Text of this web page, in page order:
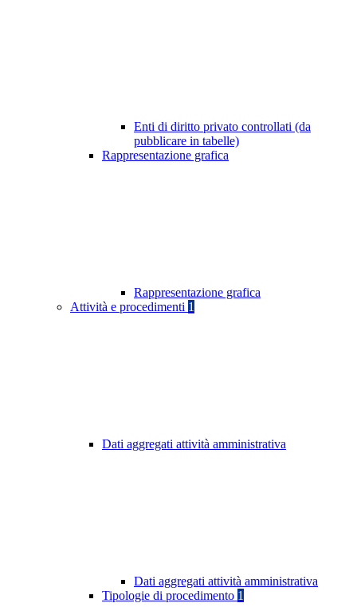
Enti di diritto privato controllati (da
pubblicare in tabelle)
Rappresentazione grafica
Rappresentazione grafica
Attività e procedimenti 1
Dati aggregati attività amministrativa
Dati aggregati attività amministrativa
Tipologie di procedimento 1